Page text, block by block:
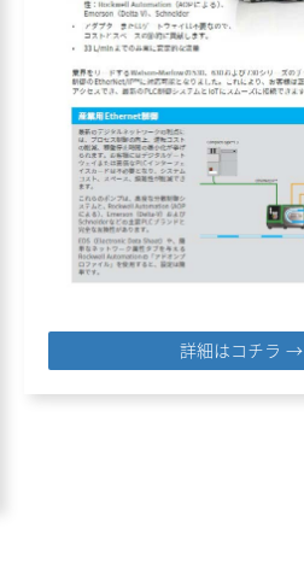
詳細はコチラ →